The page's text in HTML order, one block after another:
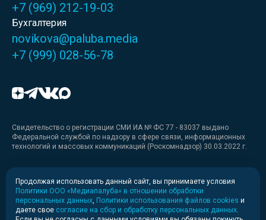
+7 (969) 212-19-03
Бухгалтерия
novikova@paluba.media
+7 (999) 028-56-78
Свидетельство о регистрации СМИ ИА № ФС 77 - 83037 выдано
Федеральной службой по надзору в сфере связи, информационных
технологий и массовых коммуникаций (Роскомнадзор) 30.03.2022 г.
Медиакит
Медиакит для печати
Продолжая использовать данный сайт, вы принимаете условия
Политики ООО «Медиапалуба» в отношении обработки
персональных данных Политики использования файлов cookies и
даете свое согласие на сбор и обработку персональных данных